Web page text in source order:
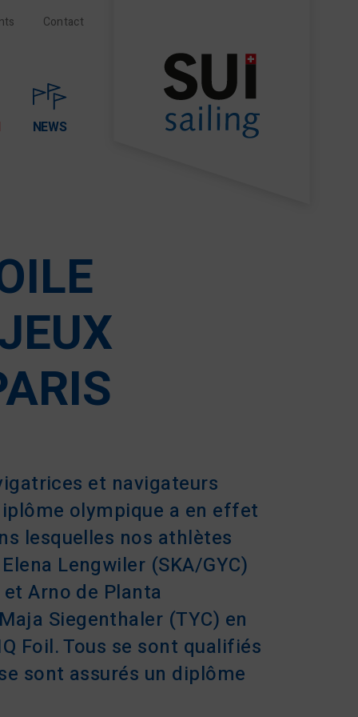
Contact
NEWS
et navigateurs
olympique a en effet
lesquelles nos athlètes
Lengwiler (SKA/GYC)
Arno de Planta
Siegenthaler (TYC) en
Foil. Tous se sont qualifiés
sont assurés un diplôme